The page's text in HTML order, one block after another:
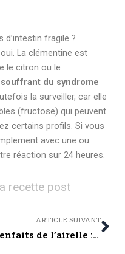
fragile ?
La clémentine est
le citron ou le
du syndrome
la surveiller, car elle
(fructose) qui peuvent
certains profils. Si vous
avec une ou
réaction sur 24 heures.
recette post
ARTICLE SUIVANT
Bienfaits de l’airelle : vertus santé, propriétés et conseils pour en profiter pleinement